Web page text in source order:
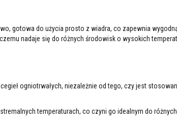
gotowa do użycia prosto z wiadra, co zapewnia
nadaje się do różnych środowisk o wysokich
ogniotrwałych, niezależnie od tego, czy jest
temperaturach, co czyni go idealnym do